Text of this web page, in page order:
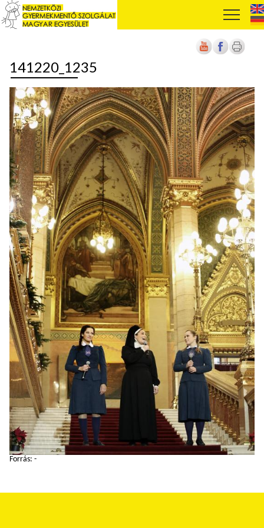
141220_1235
Forrás: -